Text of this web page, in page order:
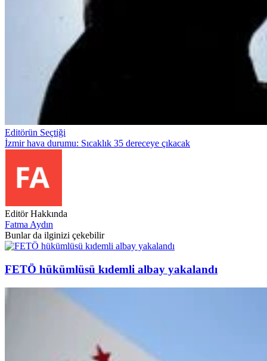
Editörün Seçtiği
İzmir hava durumu: Sıcaklık 35 dereceye çıkacak
Editör Hakkında
Fatma Aydın
Bunlar da ilginizi çekebilir
FETÖ hükümlüsü kıdemli albay yakalandı